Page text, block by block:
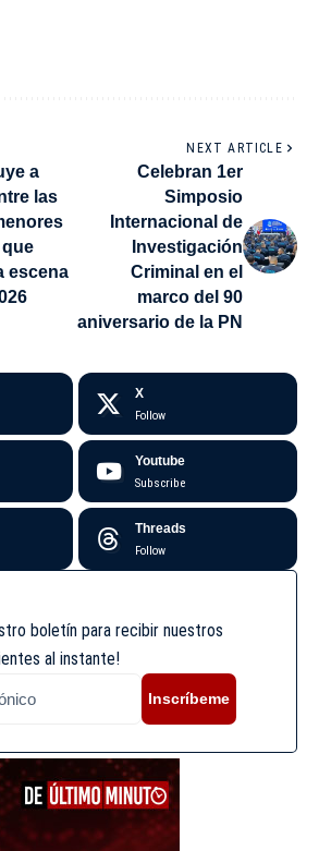
a
las
escena
NEXT ARTICLE
Celebran 1er
Simposio
Internacional de
Investigación
Criminal en el
marco del 90
aniversario de la PN
X
Follow
Youtube
Subscribe
Threads
Follow
boletín para recibir nuestros
al instante!
Inscríbeme